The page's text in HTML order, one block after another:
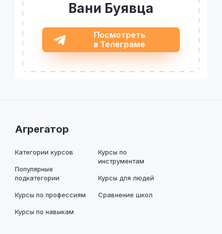
Вани Буявца
Посмотреть
в Телеграме
Агрегатор
Категории курсов
Популярные
подкатегории
Курсы по профессиям
Курсы по навыкам
Курсы по
инструментам
Курсы для людей
Сравнение школ